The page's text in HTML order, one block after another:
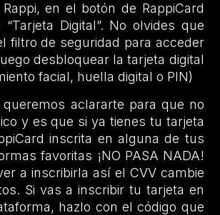
en el botón de RappiCard
Digital”. No olvides que
filtro de seguridad para acceder
desbloquear la tarjeta digital
facial, huella digital o PIN)
aclararte para que no
y es que si ya tienes tu tarjeta
inscrita en alguna de tus
favoritas ¡NO PASA NADA!
a inscribirla así el CVV cambie
Si vas a inscribir tu tarjeta en
hazlo con el código que